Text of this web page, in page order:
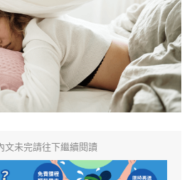
文未完請往下繼續閱讀